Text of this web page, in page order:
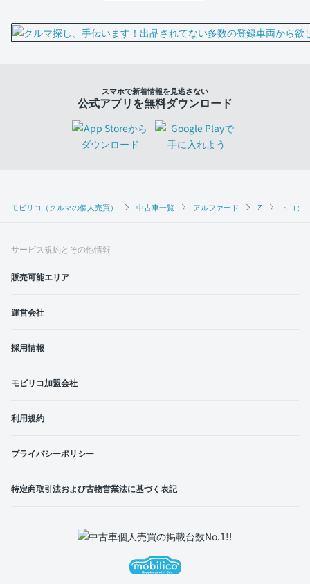
モビリコ（クルマの個人売買） 中古車一覧 アルファード Z トヨタ
スマホで新着情報を見逃さない
公式アプリを無料ダウンロード
サービス規約とその他情報
販売可能エリア
運営会社
採用情報
モビリコ加盟会社
利用規約
プライバシーポリシー
特定商取引法および古物営業法に基づく表記